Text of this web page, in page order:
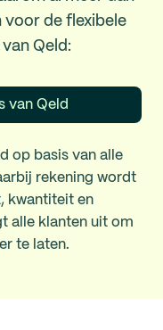
voor de flexibele
Qeld:
van Qeld
op basis van alle
rekening wordt
kwantiteit en
alle klanten uit om
te laten.